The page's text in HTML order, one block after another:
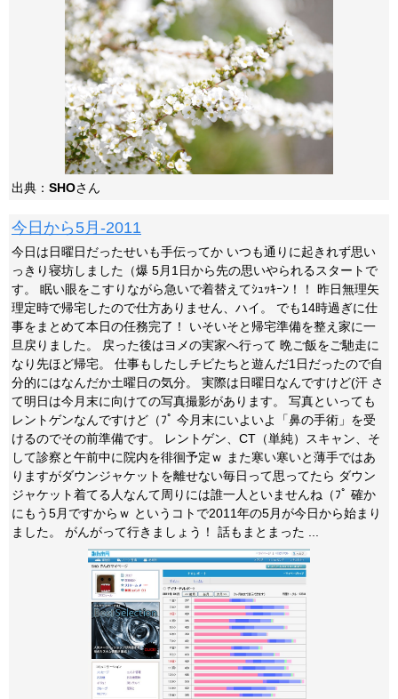
出典： SHOさん
今日から5月-2011
今日は日曜日だったせいも手伝ってか いつも通りに起きれず思い
っきり寝坊しました（爆 5月1日から先の思いやられるスタートで
す。 眠い眼をこすりながら急いで着替えてｼｭｯｷｰﾝ！！ 昨日無理矢
理定時で帰宅したので仕方ありません、ハイ。 でも14時過ぎに仕
事をまとめて本日の任務完了！ いそいそと帰宅準備を整え家に一
旦戻りました。 戻った後はヨメの実家へ行って 晩ご飯をご馳走に
なり先ほど帰宅。 仕事もしたしチビたちと遊んだ1日だったので自
分的にはなんだか土曜日の気分。 実際は日曜日なんですけど(汗 さ
て明日は今月末に向けての写真撮影があります。 写真といっても
レントゲンなんですけど（ﾌﾟ 今月末にいよいよ「鼻の手術」を受
けるのでその前準備です。 レントゲン、CT（単純）スキャン、そ
して診察と午前中に院内を徘徊予定ｗ また寒い寒いと薄手ではあ
りますがダウンジャケットを離せない毎日って思ってたら ダウン
ジャケット着てる人なんて周りには誰一人といませんね（ﾌﾟ 確か
にもう5月ですからｗ というコトで2011年の5月が今日から始まり
ました。 がんがって行きましょう！ 話もまとまった ...